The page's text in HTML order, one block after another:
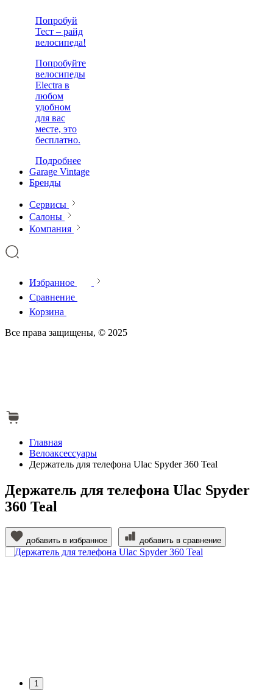
Попробуй
Тест – райд
велосипеда!
Попробуйте
велосипеды
Electra в
любом
удобном
для вас
месте, это
бесплатно.
Подробнее
Garage Vintage
Бренды
Сервисы
Салоны
Компания
Избранное
Сравнение
Корзина
Все права защищены, © 2025
Главная
Велоаксессуары
Держатель для телефона Ulac Spyder 360 Teal
Держатель для телефона Ulac Spyder
360 Teal
добавить в избранное добавить в сравнение
1